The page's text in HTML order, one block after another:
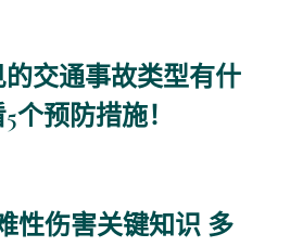
交通事故类型有什
个预防措施！
性伤害关键知识 多